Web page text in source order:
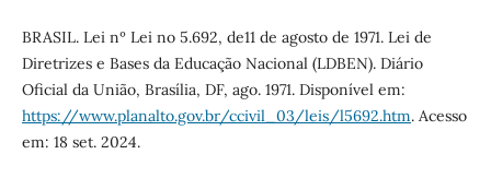
BRASIL. Lei nº Lei no 5.692, de11 de agosto de 1971. Lei de
Diretrizes e Bases da Educação Nacional (LDBEN). Diário
Oficial da União, Brasília, DF, ago. 1971. Disponível em:
https://www.planalto.gov.br/ccivil_03/leis/l5692.htm. Acesso
em: 18 set. 2024.